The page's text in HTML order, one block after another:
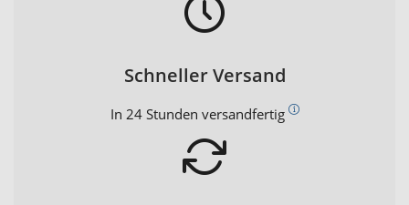
Schneller Versand
In 24 Stunden versandfertig